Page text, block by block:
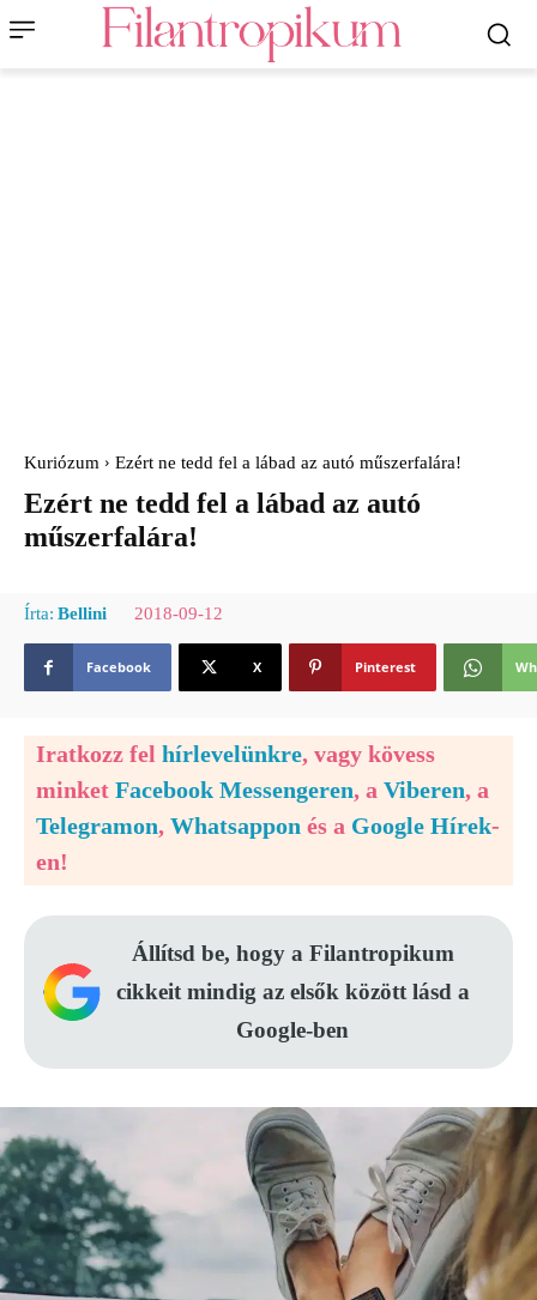
Kuriózum Ezért ne tedd fel a lábad az autó műszerfalára!
Ezért ne tedd fel a lábad az autó
műszerfalára!
Írta: Bellini 2018-09-12
Facebook X Pinterest
Iratkozz fel hírlevelünkre, vagy kövess
minket Facebook Messengeren, a Viberen, a
Telegramon, Whatsappon és a Google Hírek-
en!
Állítsd be, hogy a Filantropikum
cikkeit mindig az elsők között lásd a
Google-ben